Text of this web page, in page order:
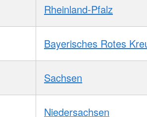
Rheinland-Pfalz
Bayerisches Rotes
Sachsen
Niedersachsen